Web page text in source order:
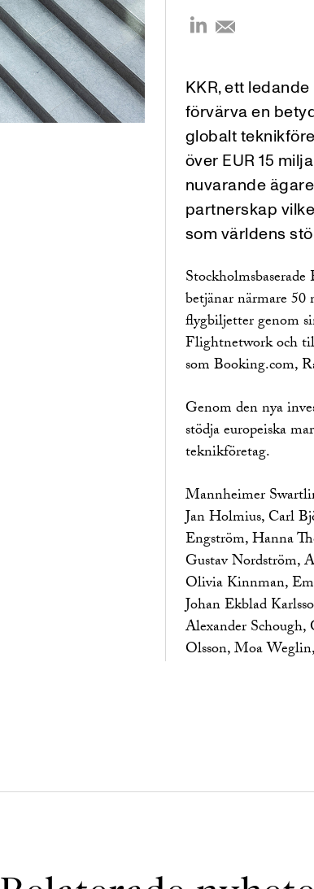
KKR, ett
förvärva en
globalt
över EUR 15
nuvarande
partnerskap
som världens
betjänar närmare 50
flygbiljetter genom
Flightnetwork och
som Booking.com,
Genom den nya
stödja europeiska
teknikföretag.
Mannheimer
Jan Holmius, Carl
Engström, Hanna
Gustav Nordström,
Olivia Kinnman,
Johan Ekblad
Alexander
Olsson, Moa